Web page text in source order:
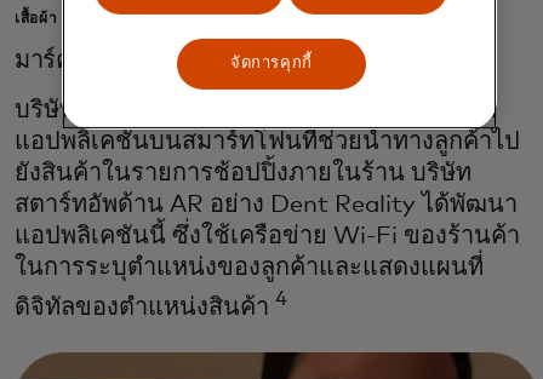
เสื้อผ้า ของใช้ในบ้าน และอาหาร
มาร์คส์แอนด์สเปนเซอร์
บริษัทค้าปลีกข้ามชาติสัญชาติอังกฤษ ได้เปิดตัว
แอปพลิเคชันบนสมาร์ทโฟนที่ช่วยนำทางลูกค้าไป
ยังสินค้าในรายการช้อปปิ้งภายในร้าน บริษัท
สตาร์ทอัพด้าน AR อย่าง Dent Reality ได้พัฒนา
แอปพลิเคชันนี้ ซึ่งใช้เครือข่าย Wi-Fi ของร้านค้า
ในการระบุตำแหน่งของลูกค้าและแสดงแผนที่
ดิจิทัลของตำแหน่งสินค้า 4
จัดการคุกกี้